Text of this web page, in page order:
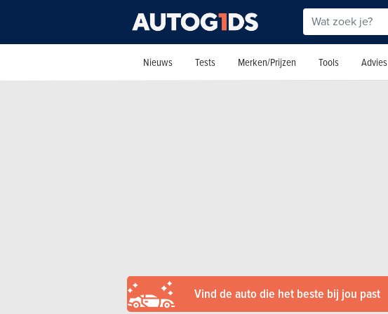
Nieuws Tests Merken/Prijzen Tools Advies
Vind de auto die het beste bij jou past